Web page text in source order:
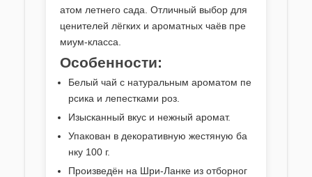
атом летнего сада. Отличный выбор для
ценителей лёгких и ароматных чаёв пре
миум-класса.
Особенности:
Белый чай с натуральным ароматом пе
рсика и лепестками роз.
Изысканный вкус и нежный аромат.
Упакован в декоративную жестяную ба
нку 100 г.
Произведён на Шри-Ланке из отборног